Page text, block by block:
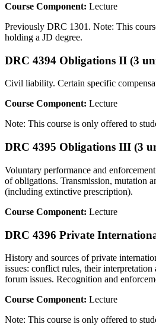
Course Component: Lecture
Previously DRC 1301. Note: This
holding a JD degree.
DRC 4394 Obligations II (3
Civil liability. Certain specific
Course Component: Lecture
Note: This course is only offered to
DRC 4395 Obligations III (3
Voluntary performance and
of obligations. Transmission, mutation
(including extinctive prescription).
Course Component: Lecture
DRC 4396 Private
History and sources of private
issues: conflict rules, their
forum issues. Recognition and
Course Component: Lecture
Note: This course is only offered to